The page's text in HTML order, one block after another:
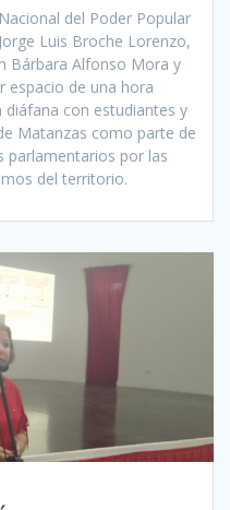
del Poder Popular
Luis Broche Lorenzo,
Bárbara Alfonso Mora y
espacio de una hora
con estudiantes y
Matanzas como parte de
parlamentarios por las
del territorio.